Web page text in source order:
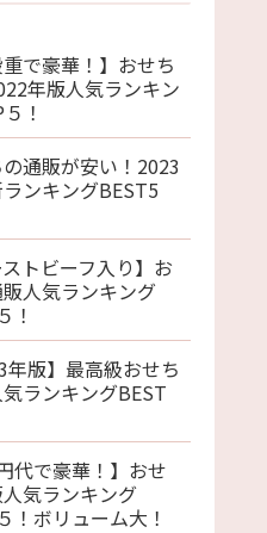
重で豪華！】おせち
年版人気ランキン
！
通販が安い！2023
ンキングBEST5
ストビーフ入り】お
人気ランキング
！
年版】最高級おせち
ランキングBEST
代で豪華！】おせ
気ランキング
！ボリューム大！